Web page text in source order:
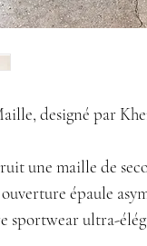
designé par
une maille de
épaule
sportwear ultra-